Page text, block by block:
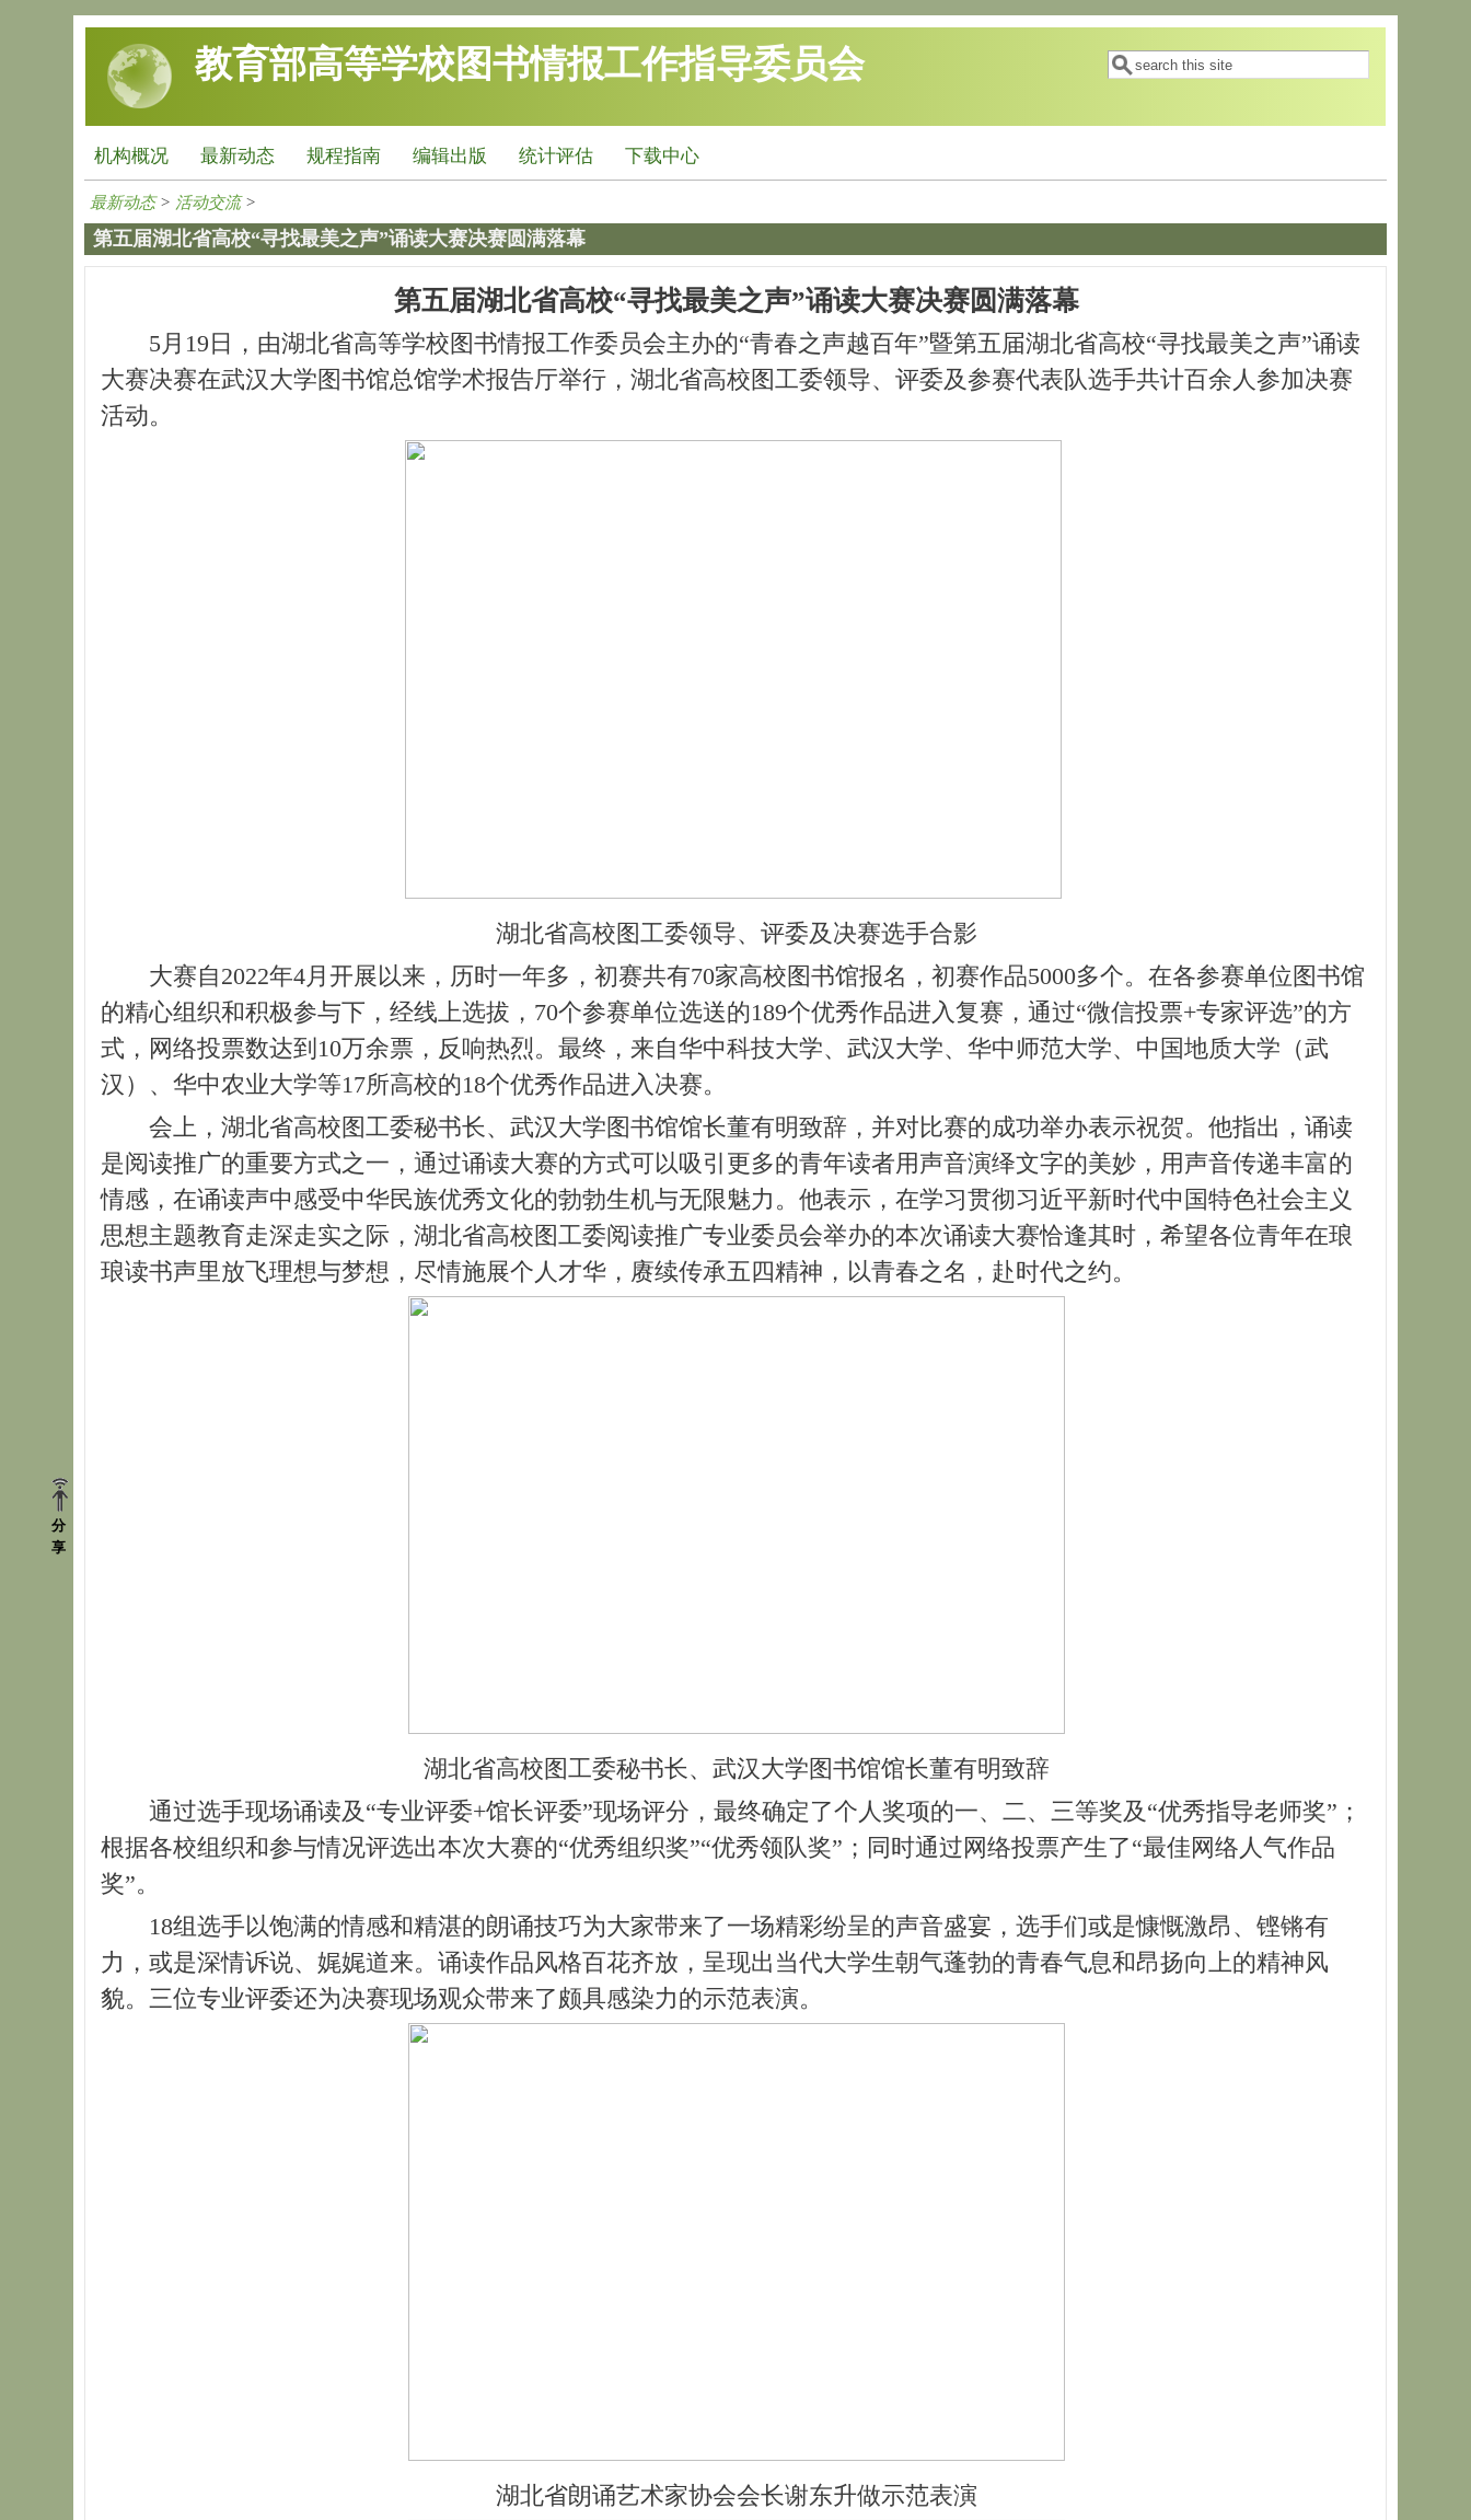
跳转到主要内容
教育部高等学校图书情报工作指导委员会 搜索表单
搜索
机构概况 最新动态 规程指南 编辑出版 统计评估 下载中心
分
享
最新动态> 活动交流>
第五届湖北省高校“寻找最美之声”诵读大赛决赛圆满落幕
第五届湖北省高校“寻找最美之声”诵读大赛决赛圆满落幕
5月19日，由湖北省高等学校图书情报工作委员会主办的“青春之声越百年”暨第五届湖北省高校“寻找最美之声”诵读
大赛决赛在武汉大学图书馆总馆学术报告厅举行，湖北省高校图工委领导、评委及参赛代表队选手共计百余人参加决赛
活动。
湖北省高校图工委领导、评委及决赛选手合影
大赛自2022年4月开展以来，历时一年多，初赛共有70家高校图书馆报名，初赛作品5000多个。在各参赛单位图书馆
的精心组织和积极参与下，经线上选拔，70个参赛单位选送的189个优秀作品进入复赛，通过“微信投票+专家评选”的方
式，网络投票数达到10万余票，反响热烈。最终，来自华中科技大学、武汉大学、华中师范大学、中国地质大学（武
汉）、华中农业大学等17所高校的18个优秀作品进入决赛。
会上，湖北省高校图工委秘书长、武汉大学图书馆馆长董有明致辞，并对比赛的成功举办表示祝贺。他指出，诵读
是阅读推广的重要方式之一，通过诵读大赛的方式可以吸引更多的青年读者用声音演绎文字的美妙，用声音传递丰富的
情感，在诵读声中感受中华民族优秀文化的勃勃生机与无限魅力。他表示，在学习贯彻习近平新时代中国特色社会主义
思想主题教育走深走实之际，湖北省高校图工委阅读推广专业委员会举办的本次诵读大赛恰逢其时，希望各位青年在琅
琅读书声里放飞理想与梦想，尽情施展个人才华，赓续传承五四精神，以青春之名，赴时代之约。
湖北省高校图工委秘书长、武汉大学图书馆馆长董有明致辞
通过选手现场诵读及“专业评委+馆长评委”现场评分，最终确定了个人奖项的一、二、三等奖及“优秀指导老师奖”；
根据各校组织和参与情况评选出本次大赛的“优秀组织奖”“优秀领队奖”；同时通过网络投票产生了“最佳网络人气作品
奖”。
18组选手以饱满的情感和精湛的朗诵技巧为大家带来了一场精彩纷呈的声音盛宴，选手们或是慷慨激昂、铿锵有
力，或是深情诉说、娓娓道来。诵读作品风格百花齐放，呈现出当代大学生朝气蓬勃的青春气息和昂扬向上的精神风
貌。三位专业评委还为决赛现场观众带来了颇具感染力的示范表演。
湖北省朗诵艺术家协会会长谢东升做示范表演